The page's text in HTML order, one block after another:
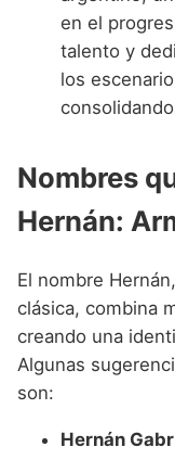
en el
talento y
los
Nombres
Hernán:
El nombre
clásica, combina
creando una
Algunas
son:
Hernán